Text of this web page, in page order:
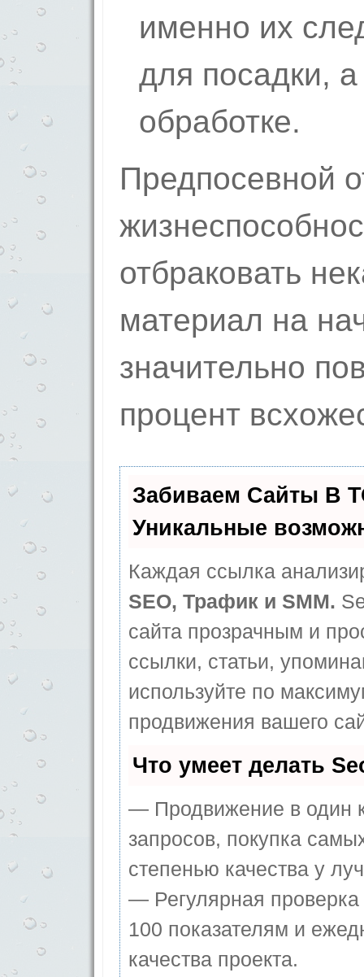
именно их
для посадки,
обработке.
Предпосевной
отбраковать
материал на
значительно
процент
Забиваем Сайты В
Уникальные
Каждая ссылка
SEO, Трафик и SMM.
сайта прозрачным и
ссылки, статьи,
используйте по
продвижения вашего
Что умеет делать
— Продвижение в один
запросов, покупка
степенью качества у
— Регулярная
100 показателям и
качества проекта.